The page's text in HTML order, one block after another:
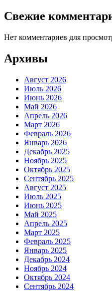
Свежие
Нет комментариев для
Архивы
Август 2026
Июль 2026
Июнь 2026
Май 2026
Апрель 2026
Март 2026
Февраль 2026
Январь 2026
Декабрь 2025
Ноябрь 2025
Октябрь 2025
Сентябрь 2025
Август 2025
Июль 2025
Июнь 2025
Май 2025
Апрель 2025
Март 2025
Февраль 2025
Январь 2025
Декабрь 2024
Ноябрь 2024
Октябрь 2024
Сентябрь 2024